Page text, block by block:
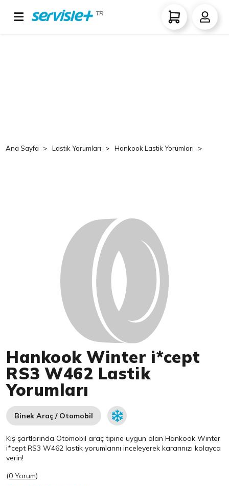
TR
Ana Sayfa Lastik Yorumları Hankook Lastik Yorumları
Hankook Winter i*cept
RS3 W462 Lastik
Yorumları
Binek Araç / Otomobil
Kış şartlarında Otomobil araç tipine uygun olanHankook Winter
i*cept RS3 W462 lastik yorumlarını inceleyerek kararınızı kolayca
verin!
(0 Yorum)